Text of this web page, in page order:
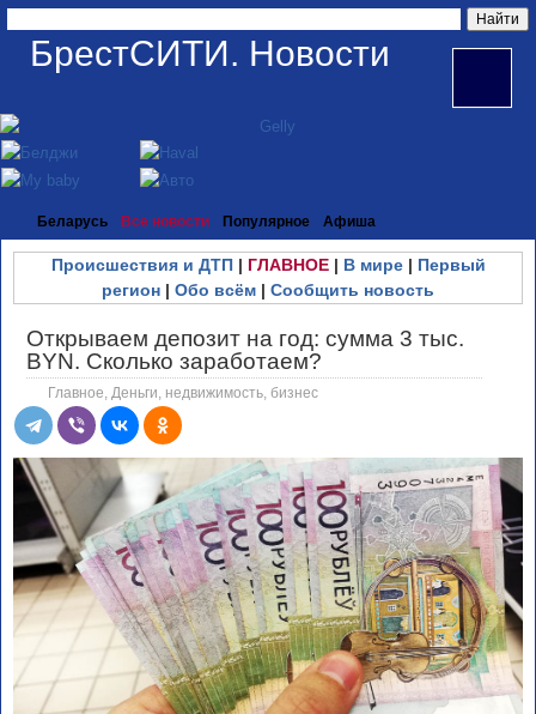
БрестСИТИ. Новости
Беларусь Все новости Популярное Афиша
Происшествия и ДТП| ГЛАВНОЕ| В мире| Первый
регион | Обо всём | Сообщить новость
Открываем депозит на год: сумма 3 тыс.
BYN. Сколько заработаем?
Главное Деньги, недвижимость, бизнес